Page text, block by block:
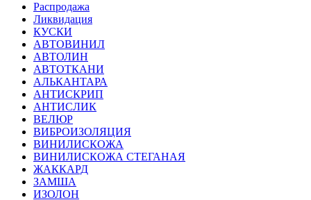
Распродажа
Ликвидация
КУСКИ
АВТОВИНИЛ
АВТОЛИН
АВТОТКАНИ
АЛЬКАНТАРА
АНТИСКРИП
АНТИСЛИК
ВЕЛЮР
ВИБРОИЗОЛЯЦИЯ
ВИНИЛИСКОЖА
ВИНИЛИСКОЖА СТЕГАНАЯ
ЖАККАРД
ЗАМША
ИЗОЛОН